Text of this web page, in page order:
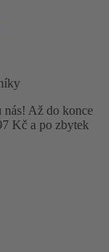
nás! Až do konce
Kč a po zbytek